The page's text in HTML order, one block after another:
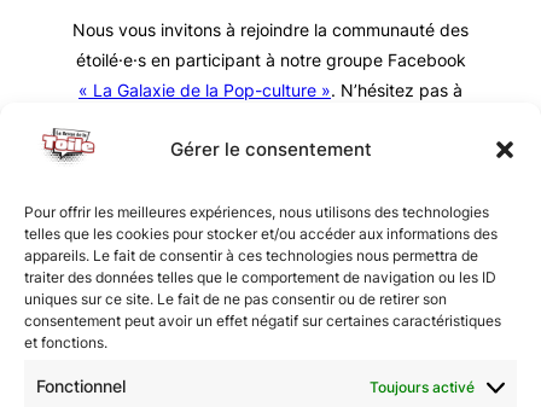
Gérer le consentement
Pour offrir les meilleures expériences, nous utilisons des technologies
telles que les cookies pour stocker et/ou accéder aux informations des
appareils. Le fait de consentir à ces technologies nous permettra de
traiter des données telles que le comportement de navigation ou les ID
uniques sur ce site. Le fait de ne pas consentir ou de retirer son
consentement peut avoir un effet négatif sur certaines caractéristiques
et fonctions.
Fonctionnel Toujours activé
Nous vous invitons à rejoindre la communauté des
étoilé·e·s en participant à notre groupe Facebook
« La Galaxie de la Pop-culture ». N’hésitez pas à
© Revue de la Toile 2018 – 2026 | Thème Mesa WPEX par
WPExplorer